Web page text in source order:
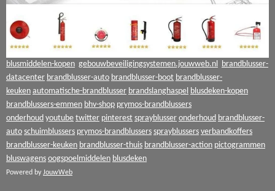
blusmiddelen-kopen gebouwbeveiligingsystemen.jouwweb.nl brandblusser-
datacenter brandblusser-auto brandblusser-boot brandblusser-
keuken automatische-brandblusser brandslanghaspel blusdeken-kopen
brandblussers-emmen bhv-shop prymos-brandblussers
onderhoud youtube twitter pinterest sprayblusser onderhoud brandblusser-
auto schuimblussers prymos-brandblussers sprayblussers verbandkoffers
brandblusser-keuken brandblusser-thuis brandblusser-action pictogrammen
bluswagens oogspoelmiddelen blusdeken
Powered by JouwWeb